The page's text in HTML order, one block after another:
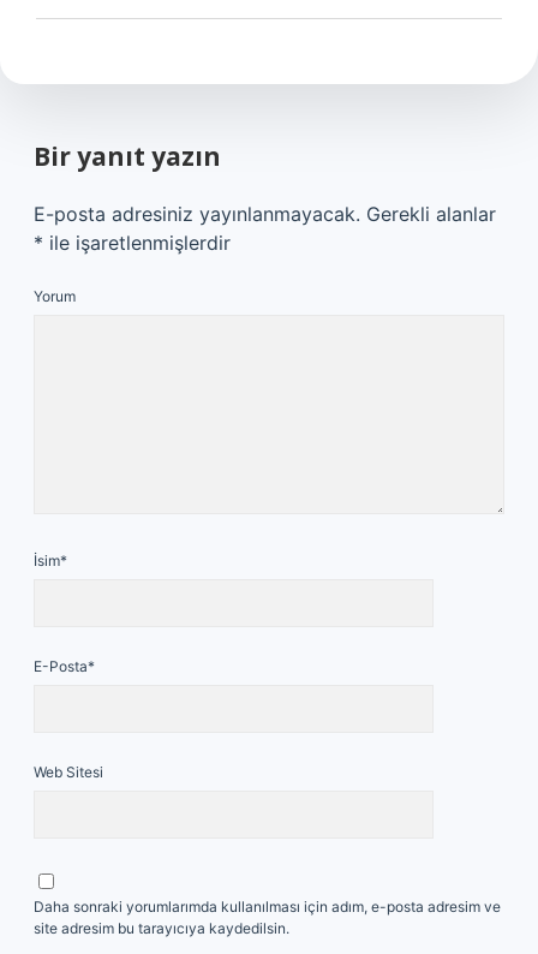
Bir yanıt yazın
E-posta adresiniz yayınlanmayacak. Gerekli alanlar
* ile işaretlenmişlerdir
Yorum
İsim*
E-Posta*
Web Sitesi
Daha sonraki yorumlarımda kullanılması için adım, e-posta adresim ve
site adresim bu tarayıcıya kaydedilsin.